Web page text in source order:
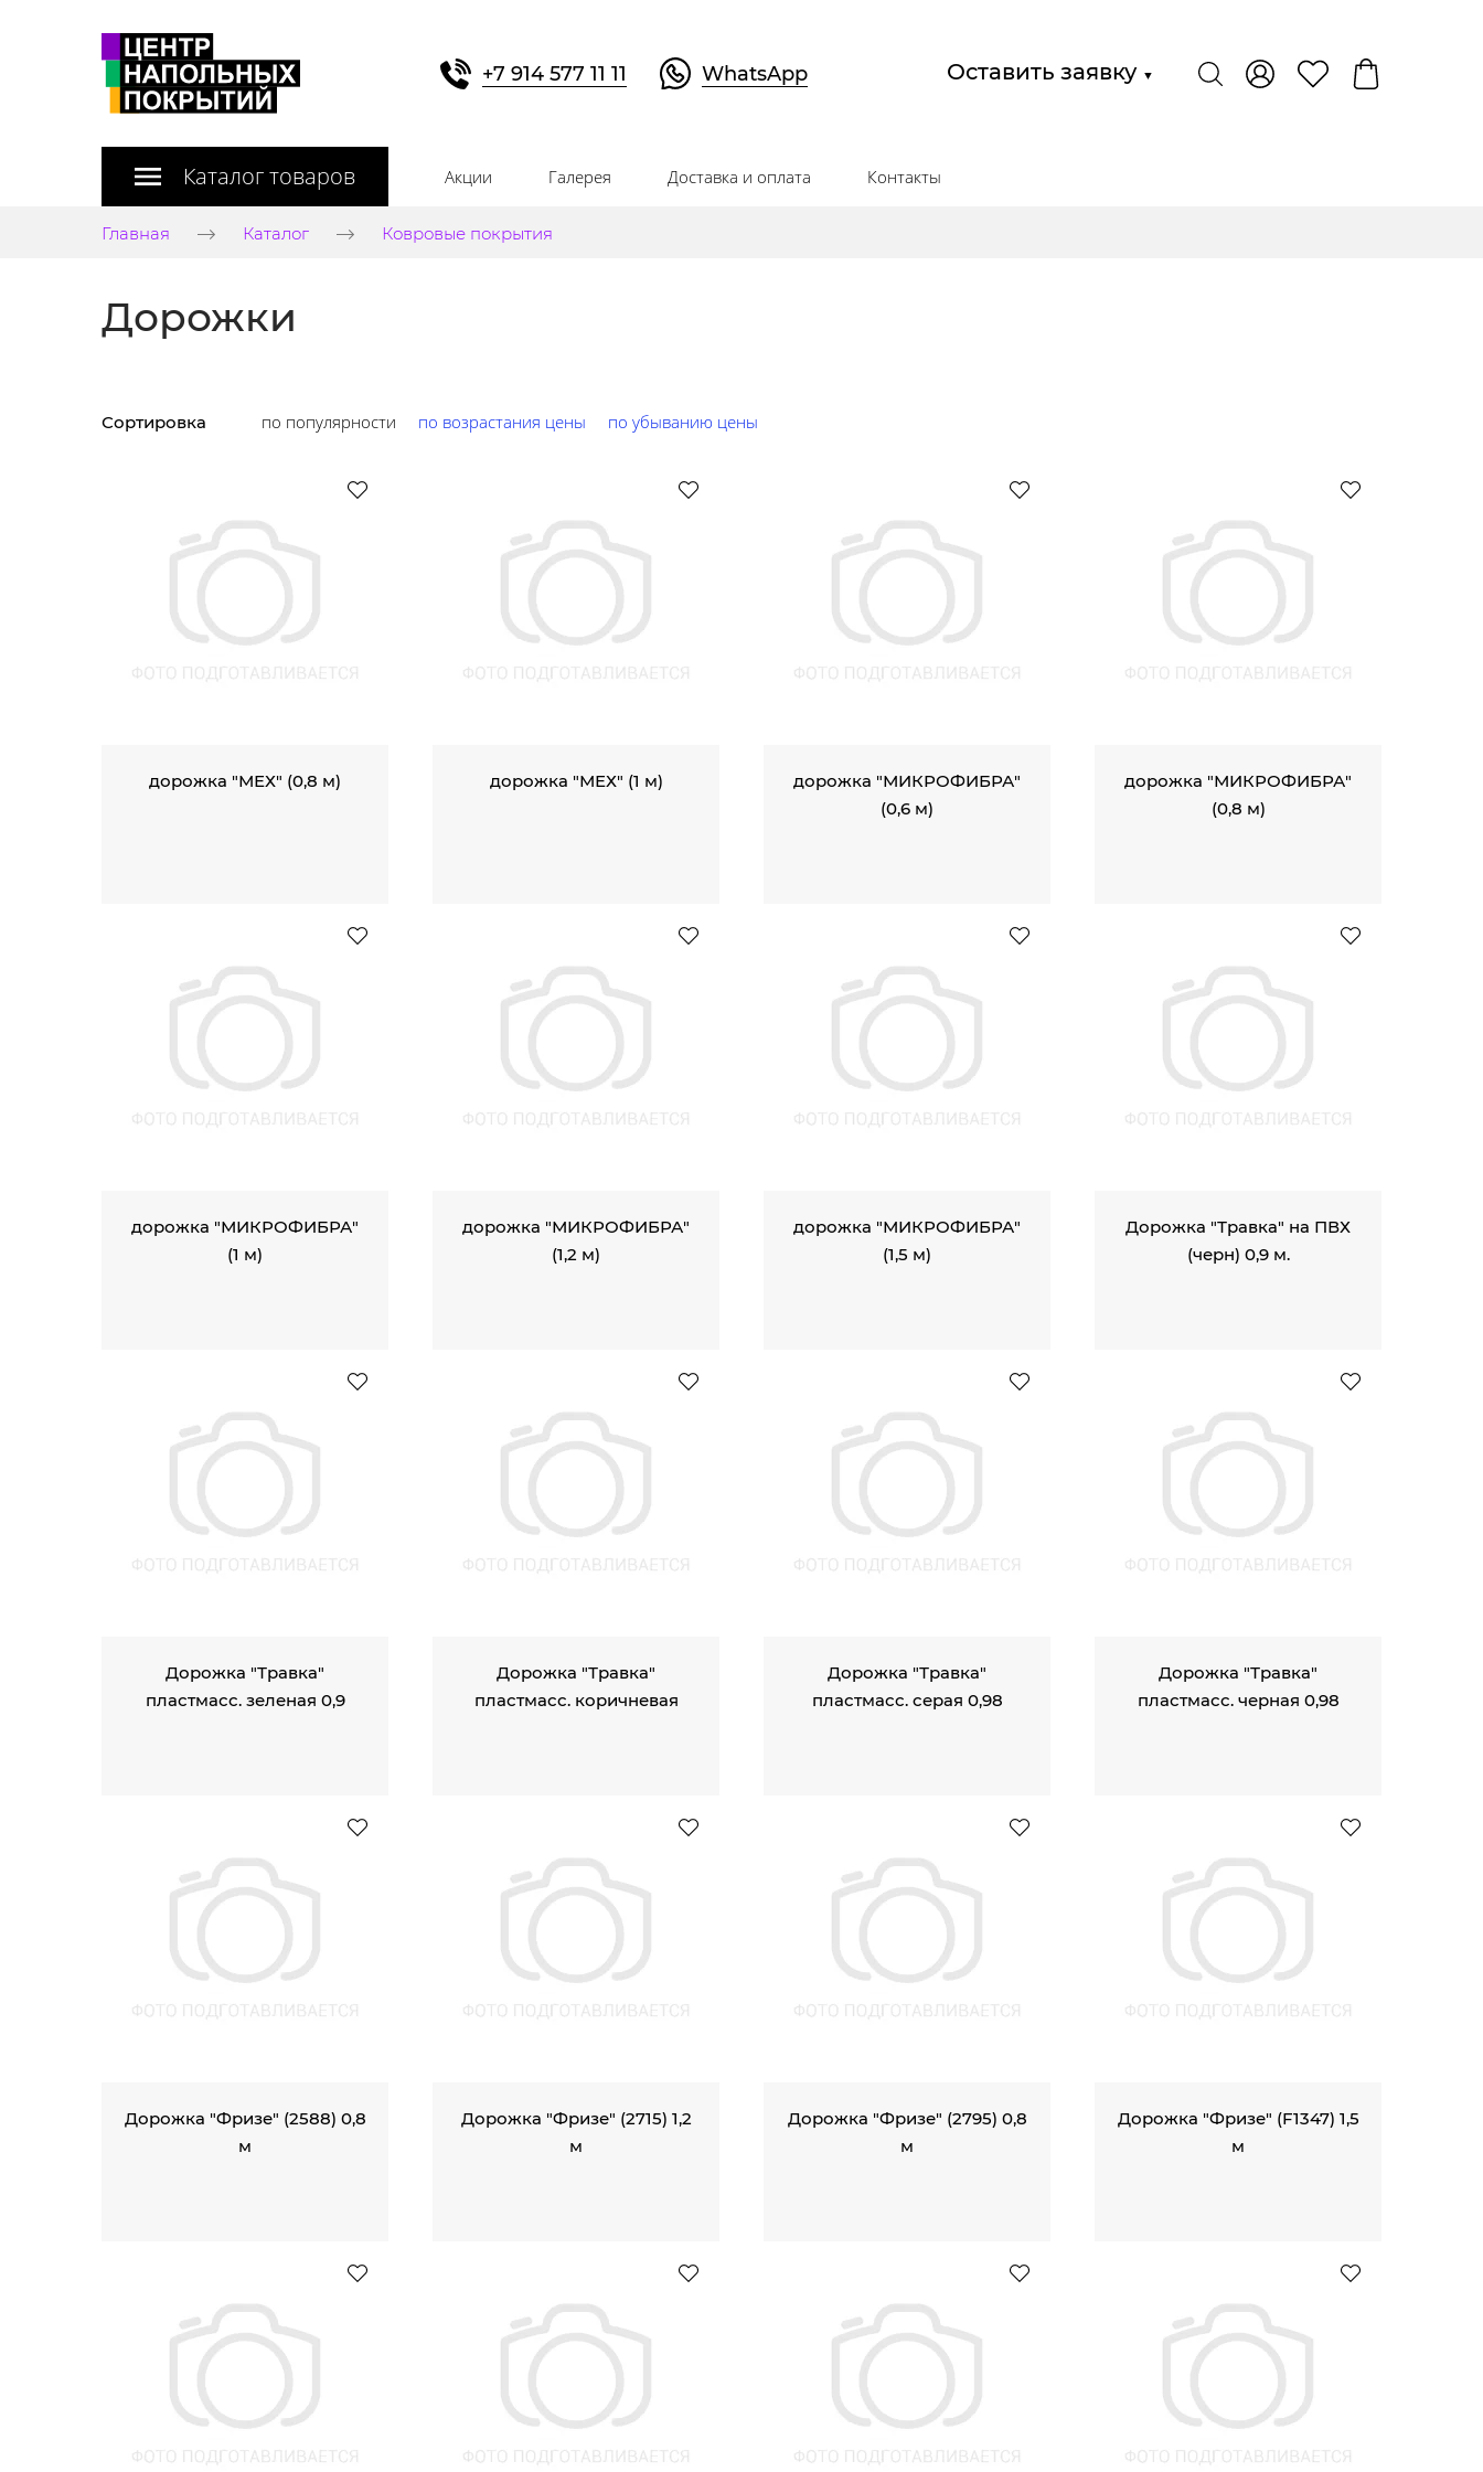
+7 914 577 11 11 WhatsApp Оставить заявку ▼
Каталог товаров Акции Галерея Доставка и оплата Контакты
Главная Каталог Ковровые покрытия
Дорожки
Сортировка по популярности по возрастания цены по убыванию цены
дорожка "МЕХ" (0,8 м) дорожка "МЕХ" (1 м)
дорожка "МИКРОФИБРА"
(0,6 м)
дорожка "МИКРОФИБРА"
(0,8 м)
дорожка "МИКРОФИБРА"
(1 м)
дорожка "МИКРОФИБРА"
(1,2 м)
дорожка "МИКРОФИБРА"
(1,5 м)
Дорожка "Травка" на ПВХ
(черн) 0,9 м.
Дорожка "Травка"
пластмасс. зеленая 0,9
Дорожка "Травка"
пластмасс. коричневая
Дорожка "Травка"
пластмасс. серая 0,98
Дорожка "Травка"
пластмасс. черная 0,98
Дорожка "Фризе" (2588) 0,8
м
Дорожка "Фризе" (2715) 1,2
м
Дорожка "Фризе" (2795) 0,8
м
Дорожка "Фризе" (F1347) 1,5
м